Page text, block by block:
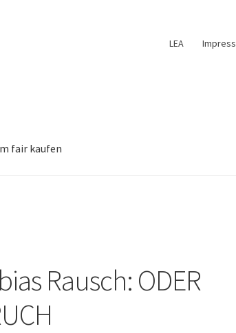
LEA
fair kaufen
Rausch: ODER